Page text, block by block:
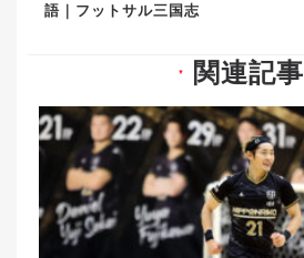
語｜フットサル三国志
▼ 関連記事